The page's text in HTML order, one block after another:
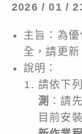
2026 / 01 /
主旨：為
全，請更
說明：
請依下
測 ：請
目前安